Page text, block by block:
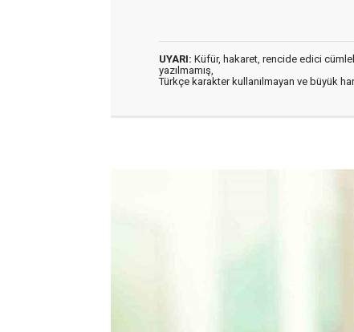
UYARI: Küfür, hakaret, rencide edici
yazılmamış,
Türkçe karakter kullanılmayan ve büyük